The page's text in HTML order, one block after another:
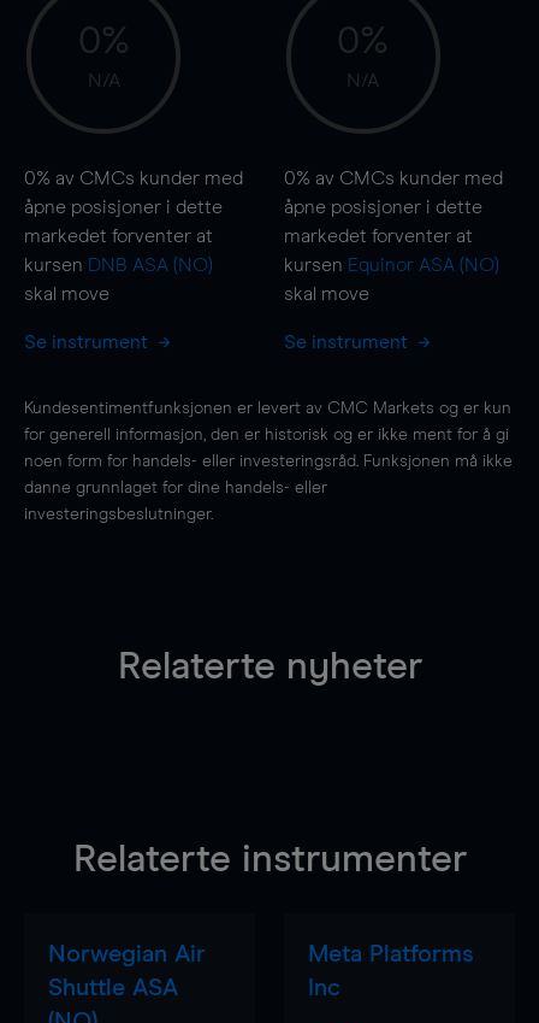
0%
N/A
0% av CMCs kunder med
åpne posisjoner i dette
markedet forventer at
kursen DNB ASA (NO)
skal move
Se instrument
0%
N/A
0% av CMCs kunder med
åpne posisjoner i dette
markedet forventer at
kursen Equinor ASA (NO)
skal move
Se instrument
Kundesentimentfunksjonen er levert av CMC Markets og er kun
for generell informasjon, den er historisk og er ikke ment for å gi
noen form for handels- eller investeringsråd. Funksjonen må ikke
danne grunnlaget for dine handels- eller
investeringsbeslutninger.
Relaterte nyheter
Relaterte instrumenter
Norwegian Air
Shuttle ASA
Meta Platforms
Inc